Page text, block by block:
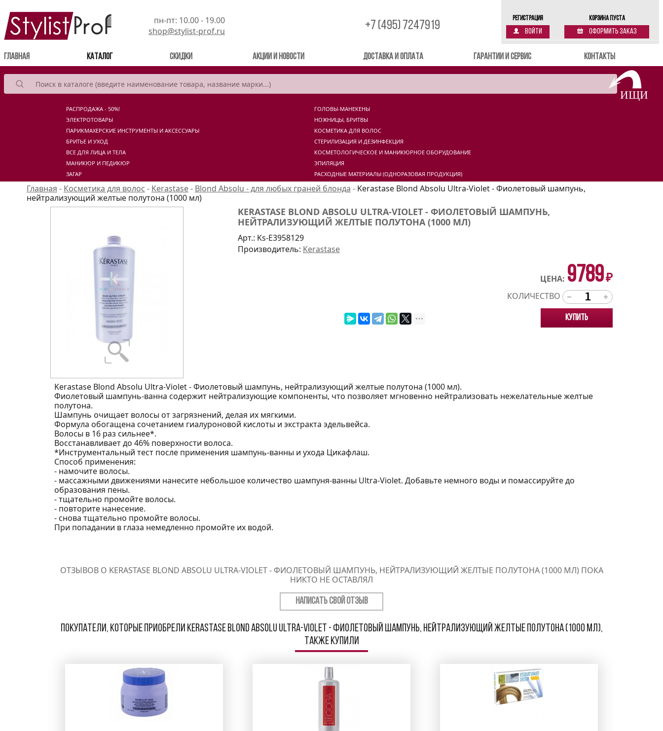
Регистрация
Войти
Корзина пуста
Оформить заказ
пн-пт: 10.00 - 19.00
shop@stylist-prof.ru
+7 (495) 7247919
Главная Каталог Скидки Акции и новости Доставка и оплата Гарантии и сервис Контакты
РАСПРОДАЖА - 50%!
ГОЛОВЫ-МАНЕКЕНЫ
ЭЛЕКТРОТОВАРЫ
НОЖНИЦЫ, БРИТВЫ
ПАРИКМАХЕРСКИЕ ИНСТРУМЕНТЫ И АКСЕССУАРЫ
КОСМЕТИКА ДЛЯ ВОЛОС
БРИТЬЕ И УХОД
СТЕРИЛИЗАЦИЯ И ДЕЗИНФЕКЦИЯ
ВСЕ ДЛЯ ЛИЦА И ТЕЛА
КОСМЕТОЛОГИЧЕСКОЕ И МАНИКЮРНОЕ ОБОРУДОВАНИЕ
МАНИКЮР И ПЕДИКЮР
ЭПИЛЯЦИЯ
ЗАГАР
РАСХОДНЫЕ МАТЕРИАЛЫ (ОДНОРАЗОВАЯ ПРОДУКЦИЯ)
Главная - Косметика для волос - Kerastase- Blond Absolu - для любых граней блонда - Kerastase Blond Absolu Ultra-Violet - Фиолетовый шампунь,
нейтрализующий желтые полутона (1000 мл)
KERASTASE BLOND ABSOLU ULTRA-VIOLET - ФИОЛЕТОВЫЙ ШАМПУНЬ,
НЕЙТРАЛИЗУЮЩИЙ ЖЕЛТЫЕ ПОЛУТОНА (1000 МЛ)
Арт.: Ks-E3958129
Производитель: Kerastase
ЦЕНА: 9789₽
КОЛИЧЕСТВО
Купить
Kerastase Blond Absolu Ultra-Violet - Фиолетовый шампунь, нейтрализующий желтые полутона (1000 мл).
Фиолетовый шампунь-ванна содержит нейтрализующие компоненты, что позволяет мгновенно нейтрализовать нежелательные желтые
полутона.
Шампунь очищает волосы от загрязнений, делая их мягкими.
Формула обогащена сочетанием гиалуроновой кислоты и экстракта эдельвейса.
Волосы в 16 раз сильнее*.
Восстанавливает до 46% поверхности волоса.
*Инструментальный тест после применения шампунь-ванны и ухода Цикафлаш.
Способ применения:
- намочите волосы.
- массажными движениями нанесите небольшое количество шампуня-ванны Ultra-Violet. Добавьте немного воды и помассируйте до
образования пены.
- тщательно промойте волосы.
- повторите нанесение.
- снова тщательно промойте волосы.
При попадании в глаза немедленно промойте их водой.
ОТЗЫВОВ О KERASTASE BLOND ABSOLU ULTRA-VIOLET - ФИОЛЕТОВЫЙ ШАМПУНЬ, НЕЙТРАЛИЗУЮЩИЙ ЖЕЛТЫЕ ПОЛУТОНА (1000 МЛ) ПОКА
НИКТО НЕ ОСТАВЛЯЛ
НАПИСАТЬ СВОЙ ОТЗЫВ
Покупатели, которые приобрели Kerastase Blond Absolu Ultra-Violet - Фиолетовый шампунь, нейтрализующий желтые полутона (1000 мл),
также купили